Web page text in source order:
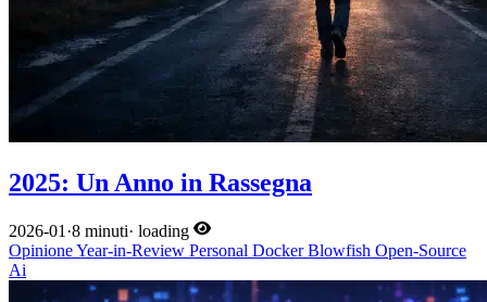
2025: Un Anno in Rassegna
2026-01 ·8 minuti· loading
OpinioneYear-in-Review Personal DockerBlowfish Open-Source
Ai